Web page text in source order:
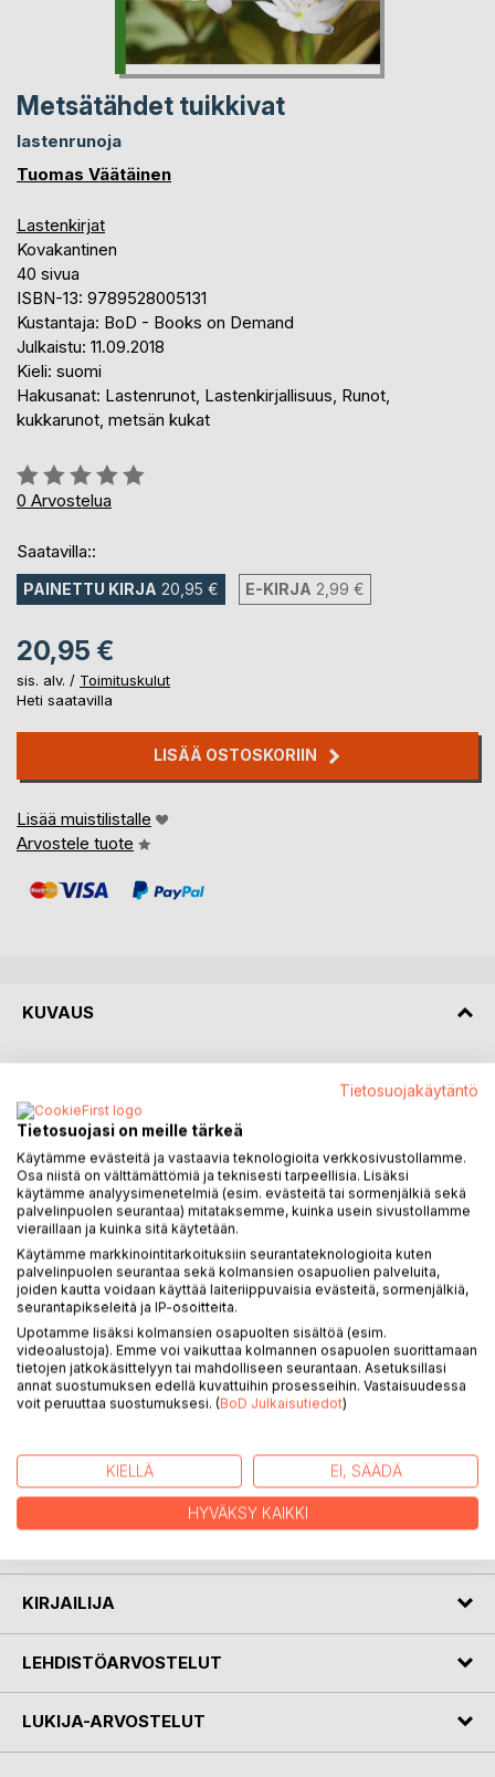
Metsätähdet tuikkivat
lastenrunoja
Tuomas Väätäinen
Lastenkirjat
Kovakantinen
40 sivua
ISBN-13: 9789528005131
Kustantaja: BoD - Books on Demand
Julkaistu: 11.09.2018
Kieli: suomi
Hakusanat: Lastenrunot, Lastenkirjallisuus, Runot,
kukkarunot, metsän kukat
Arvostelu::
0%
0 Arvostelua
Saatavilla::
PAINETTU KIRJA 20,95 € E-KIRJA 2,99 €
20,95 €
sis. alv. / Toimituskulut
Heti saatavilla
LISÄÄ OSTOSKORIIN
Lisää muistilistalle
Arvostele tuote
KUVAUS
valkoisin kukin
Mummin saa tämä nauramaan
ja hymyilemään ukin
Metsätähdet tuikkivat
ne metsiä somistaa
Metsän kukka terälehtiä
seitsemän omistaa
Tämä kirja kertoo metsän kukista
Nimittäin lastenrunojen muodossa ja
jokaisesta kukasta tai kasvista on
myös hieno valokuva Runoja sivuilla
on yhteensä 28 kpl
lumme ja kansalliskukkamme kielo
Metsätähdet saavat runossaan mummin
nauramaan ja ukin hymyilemään
KIRJAILIJA
LEHDISTÖARVOSTELUT
LUKIJA-ARVOSTELUT
Tietosuojakäytäntö
Tietosuojasi on meille tärkeä
Käytämme evästeitä ja vastaavia teknologioita verkkosivustollamme.
Osa niistä on välttämättömiä ja teknisesti tarpeellisia. Lisäksi
käytämme analyysimenetelmiä (esim. evästeitä tai sormenjälkiä sekä
palvelinpuolen seurantaa) mitataksemme, kuinka usein sivustollamme
vieraillaan ja kuinka sitä käytetään.
Käytämme markkinointitarkoituksiin seurantateknologioita kuten
palvelinpuolen seurantaa sekä kolmansien osapuolien palveluita,
joiden kautta voidaan käyttää laiteriippuvaisia evästeitä, sormenjälkiä,
seurantapikseleitä ja IP-osoitteita.
Upotamme lisäksi kolmansien osapuolten sisältöä (esim.
videoalustoja). Emme voi vaikuttaa kolmannen osapuolen suorittamaan
tietojen jatkokäsittelyyn tai mahdolliseen seurantaan. Asetuksillasi
annat suostumuksen edellä kuvattuihin prosesseihin. Vastaisuudessa
voit peruuttaa suostumuksesi. (BoD Julkaisutiedot)
KIELLÄ EI, SÄÄDÄ
HYVÄKSY KAIKKI